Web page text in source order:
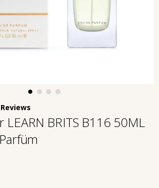
LEARN BRITS B116 50ML